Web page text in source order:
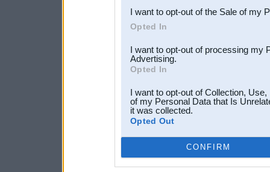
I want to opt-out of the Sale of my
Opted In
I want to opt-out of processing my
Advertising.
Opted In
I want to opt-out of Collection,
of my Personal Data that Is
it was collected.
Opted Out
CONFIRM